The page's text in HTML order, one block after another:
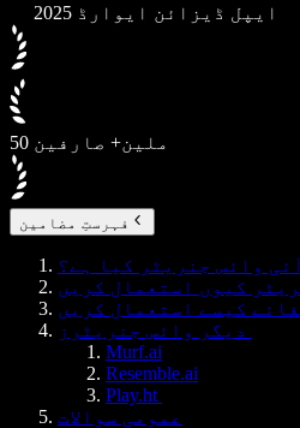
2025 ایپل ڈیزائن ایوارڈ
50 ملین+ صارفین
فہرستِ مضامین
وائس جنریٹر کیا ہے؟
کیوں استعمال کریں
کیسے استعمال کریں
Murf.ai
Resemble.ai
Play.ht
عمومی سوالات